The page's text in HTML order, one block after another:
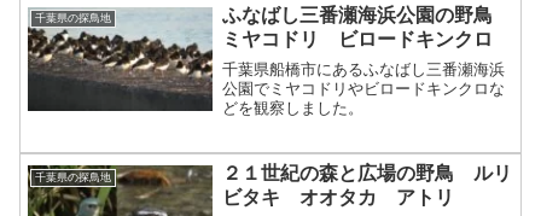
千葉県の探鳥地
ふなばし三番瀬海浜公園の野鳥
ミヤコドリ ビロードキンクロ
千葉県船橋市にあるふなばし三番瀬海浜
公園でミヤコドリやビロードキンクロな
どを観察しました。
千葉県の探鳥地
２１世紀の森と広場の野鳥 ルリ
ビタキ オオタカ アトリ